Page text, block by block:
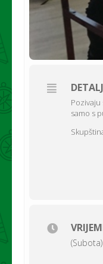
samo s